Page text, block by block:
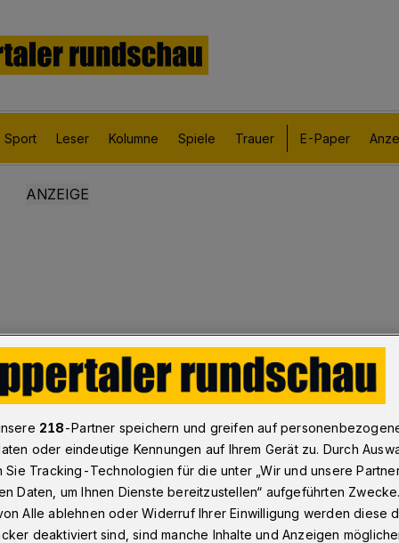
Sport Leser Kolumne Spiele Trauer E-Paper
„Falscher Elektriker" erbeutet Schmuck in Wuppertal-
218-Partner speichern und greifen auf
oder eindeutige Kennungen auf Ihrem Gerät zu. Durch
Sie Tracking-Technologien für die unter „Wir und unsere
Daten, um Ihnen Dienste bereitzustellen“ aufgeführten
Alle ablehnen oder Widerruf Ihrer Einwilligung werden diese
deaktiviert sind, sind manche Inhalte und Anzeigen